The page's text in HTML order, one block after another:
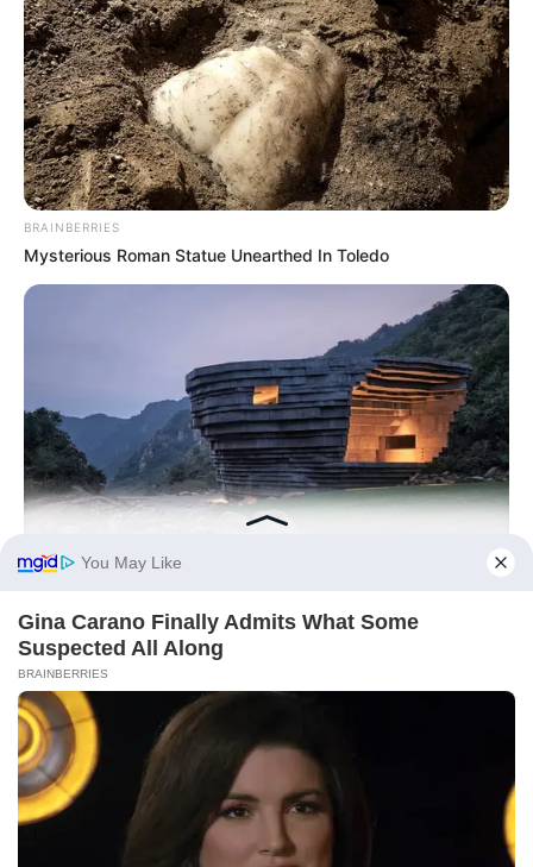
BRAINBERRIES
Mysterious Roman Statue Unearthed In Toledo
BRAINBERRIES